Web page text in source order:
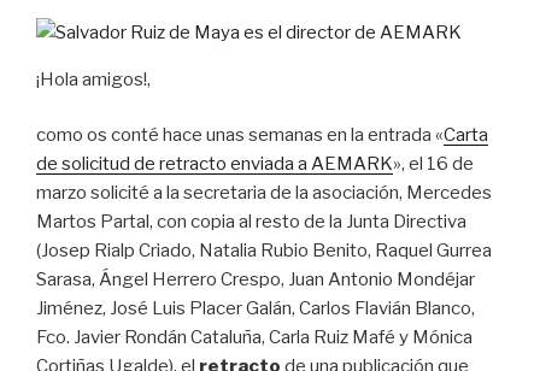
¡Hola amigos!,
como os conté hace unas semanas en la entrada «Carta
de solicitud de retracto enviada a AEMARK», el 16 de
marzo solicité a la secretaria de la asociación, Mercedes
Martos Partal, con copia al resto de la Junta Directiva
(Josep Rialp Criado, Natalia Rubio Benito, Raquel Gurrea
Sarasa, Ángel Herrero Crespo, Juan Antonio Mondéjar
Jiménez, José Luis Placer Galán, Carlos Flavián Blanco,
Fco. Javier Rondán Cataluña, Carla Ruiz Mafé y Mónica
Cortiñas Ugalde), el retracto de una publicación que